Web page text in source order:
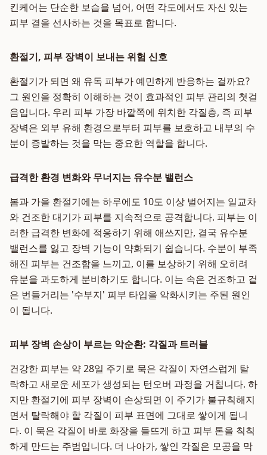
킨케어는 단순한 보습을 넘어, 어떤 각도에서도 자신 있는
피부 결을 선사하는 것을 목표로 합니다.
환절기, 피부 장벽이 보내는 위험 신호
환절기가 되면 왜 유독 피부가 예민하게 반응하는 걸까요?
그 원인을 정확히 이해하는 것이 효과적인 피부 관리의 첫걸
음입니다. 우리 피부 가장 바깥쪽에 위치한 각질층, 즉 피부
장벽은 외부 유해 환경으로부터 피부를 보호하고 내부의 수
분이 증발하는 것을 막는 중요한 역할을 합니다.
급격한 환경 변화와 무너지는 유수분 밸런스
봄과 가을 환절기에는 하루에도 10도 이상 벌어지는 일교차
와 건조한 대기가 피부를 지속적으로 공격합니다. 피부는 이
러한 급격한 변화에 적응하기 위해 애쓰지만, 결국 유수분
밸런스를 잃고 장벽 기능이 약화되기 쉽습니다. 수분이 부족
해진 피부는 건조함을 느끼고, 이를 보상하기 위해 오히려
유분을 과도하게 분비하기도 합니다. 이는 속은 건조하고 겉
은 번들거리는 '수부지' 피부 타입을 악화시키는 주된 원인
이 됩니다.
피부 장벽 손상이 부르는 악순환: 각질과 트러블
건강한 피부는 약 28일 주기로 묵은 각질이 자연스럽게 탈
락하고 새로운 세포가 생성되는 턴오버 과정을 거칩니다. 하
지만 환절기에 피부 장벽이 손상되면 이 주기가 불규칙해지
면서 탈락해야 할 각질이 피부 표면에 그대로 쌓이게 됩니
다. 이 묵은 각질이 바로 화장을 들뜨게 하고 피부 톤을 칙칙
하게 만드는 주범입니다. 더 나아가, 쌓인 각질은 모공을 막